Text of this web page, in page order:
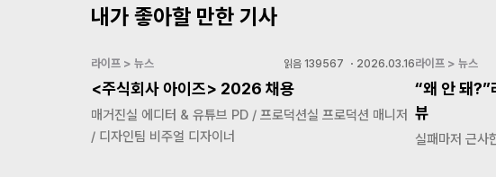
내가 좋아할 만한 기사
라이프 > 뉴스 읽음 139567 ・ 2026.03.16
<주식회사 아이즈> 2026 채용
매거진실 에디터 & 유튜브 PD / 프로덕션실 프로덕션 매니저
/ 디자인팀 비주얼 디자이너
라이프 > 뉴스
“왜 안 돼?”
뷰
실패마저 근사